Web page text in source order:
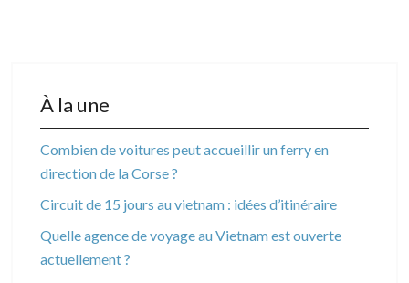
À la une
Combien de voitures peut accueillir un ferry en
direction de la Corse ?
Circuit de 15 jours au vietnam : idées d’itinéraire
Quelle agence de voyage au Vietnam est ouverte
actuellement ?